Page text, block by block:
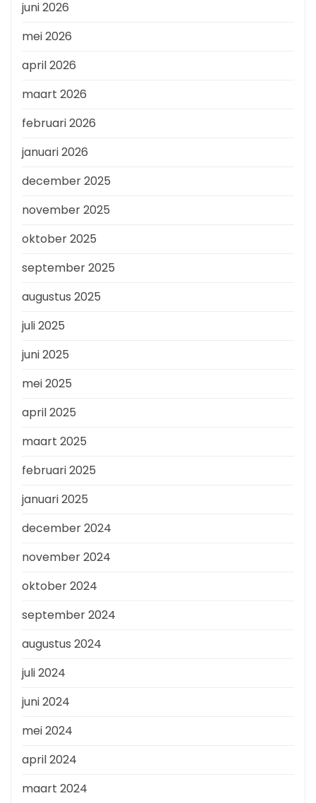
juni 2026
mei 2026
april 2026
maart 2026
februari 2026
januari 2026
december 2025
november 2025
oktober 2025
september 2025
augustus 2025
juli 2025
juni 2025
mei 2025
april 2025
maart 2025
februari 2025
januari 2025
december 2024
november 2024
oktober 2024
september 2024
augustus 2024
juli 2024
juni 2024
mei 2024
april 2024
maart 2024